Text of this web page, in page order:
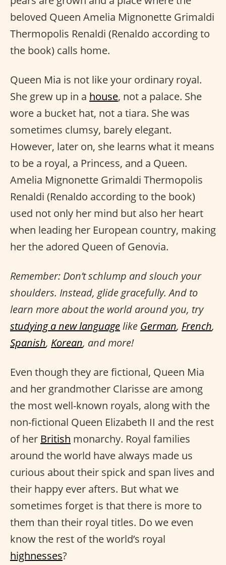
beloved Queen Amelia Mignonette Grimaldi
Thermopolis Renaldi (Renaldo according to
the book) calls home.
Queen Mia is not like your ordinary royal.
She grew up in a house, not a palace. She
wore a bucket hat, not a tiara. She was
sometimes clumsy, barely elegant.
However, later on, she learns what it means
to be a royal, a Princess, and a Queen.
Amelia Mignonette Grimaldi Thermopolis
Renaldi (Renaldo according to the book)
used not only her mind but also her heart
when leading her European country, making
her the adored Queen of Genovia.
Remember: Don’t schlump and slouch your
shoulders. Instead, glide gracefully. And to
learn more about the world around you, try
studying a new languagelike German, French,
Spanish, Korean, and more!
Even though they are fictional, Queen Mia
and her grandmother Clarisse are among
the most well-known royals, along with the
non-fictional Queen Elizabeth II and the rest
of her British monarchy. Royal families
around the world have always made us
curious about their spick and span lives and
their happy ever afters. But what we
sometimes forget is that there is more to
them than their royal titles. Do we even
know the rest of the world’s royal
highnesses?